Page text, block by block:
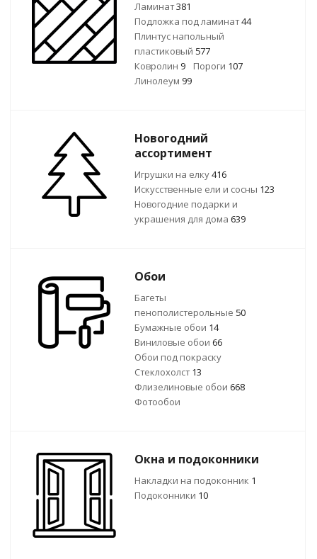
Ламинат381
Подложка под ламинат44
Плинтус напольный
пластиковый 577
Ковролин 9 Пороги 107
Линолеум 99
Новогодний
ассортимент
Игрушки на елку416
Искусственные ели и сосны 123
Новогодние подарки и
украшения для дома 639
Обои
Багеты
пенополистерольные 50
Бумажные обои 14
Виниловые обои 66
Обои под покраску
Стеклохолст13
Флизелиновые обои 668
Фотообои
Окна и подоконники
Накладки на подоконник 1
Подоконники 10